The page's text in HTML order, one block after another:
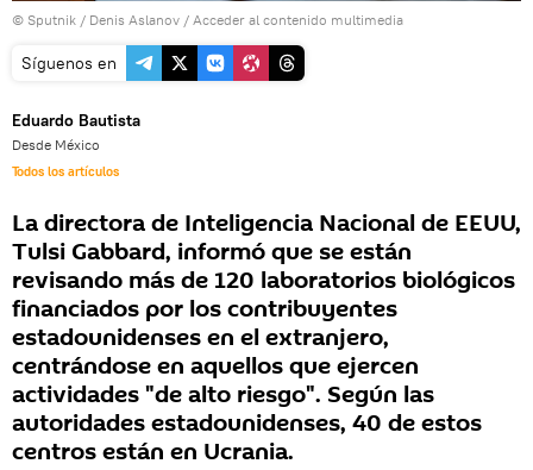
© Sputnik / Denis Aslanov / Acceder al contenido multimedia
Síguenos en
Eduardo Bautista
Desde México
Todos los artículos
La directora de Inteligencia Nacional de EEUU,
Tulsi Gabbard, informó que se están
revisando más de 120 laboratorios biológicos
financiados por los contribuyentes
estadounidenses en el extranjero,
centrándose en aquellos que ejercen
actividades "de alto riesgo". Según las
autoridades estadounidenses, 40 de estos
centros están en Ucrania.